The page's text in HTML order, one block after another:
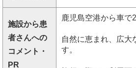
施設から患
者さんへの
コメント・
PR
鹿児島空港から車で
自然に恵まれ、広大
す。